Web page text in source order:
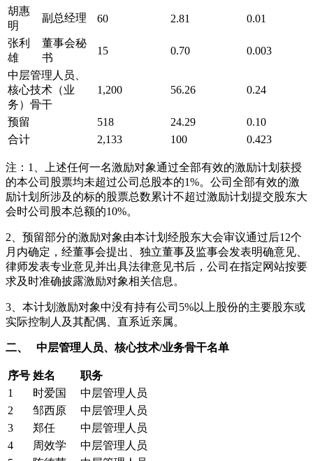
胡惠
明
副总经理 60 2.81 0.01
张利
雄
董事会秘
书
15 0.70 0.003
中层管理人员、
核心技术（业
务）骨干
1,200 56.26 0.24
预留 518 24.29
0.10
合计
2,133 100 0.423
注：1、上述任何一名激励对象通过全部有效的激励计划获授
的本公司股票均未超过公司总股本的1%。公司全部有效的激
励计划所涉及的标的股票总数累计不超过激励计划提交股东大
会时公司股本总额的10%。
2、预留部分的激励对象由本计划经股东大会审议通过后12个
月内确定，经董事会提出、独立董事及监事会发表明确意见、
律师发表专业意见并出具法律意见书后，公司在指定网站按要
求及时准确披露激励对象相关信息。
3、本计划激励对象中没有持有公司5%以上股份的主要股东或
实际控制人及其配偶、直系近亲属。
二、 中层管理人员、核心技术/业务骨干名单
序号 姓名
职务
1
时爱国
中层管理人员
2
邹西原
中层管理人员
3
郑任
中层管理人员
4
周效学
中层管理人员